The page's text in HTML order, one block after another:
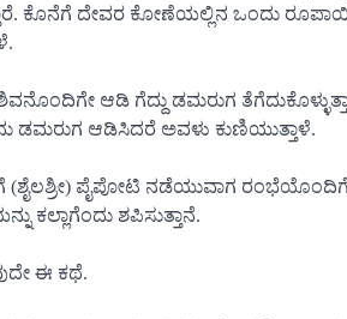
ಕೊನೆಗೆ ದೇವರ ಕೋಣೆಯಲ್ಲಿನ ಒಂದು
ಆಡಿ ಗೆದ್ದು ಡಮರುಗ
ಡಮರುಗ ಆಡಿಸಿದರೆ ಅವಳು ಕುಣಿಯುತ್ತಾಳೆ.
(ಶೈಲಶ್ರೀ) ಪೈಪೋಟಿ ನಡೆಯುವಾಗ
ಕಲ್ಲಾಗೆಂದು ಶಪಿಸುತ್ತಾನೆ.
ಈ ಕಥೆ.